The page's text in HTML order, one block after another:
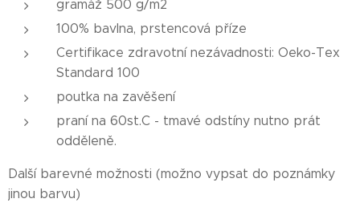
gramáž 500 g/m2
100% bavlna, prstencová příze
Certifikace zdravotní nezávadnosti: Oeko-Tex
Standard 100
poutka na zavěšení
praní na 60st.C - tmavé odstíny nutno prát
odděleně.
Další barevné možnosti (možno vypsat do poznámky
jinou barvu)